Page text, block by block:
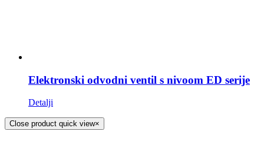
Elektronski odvodni ventil s nivoom ED serije
Detalji
Close product quick view×